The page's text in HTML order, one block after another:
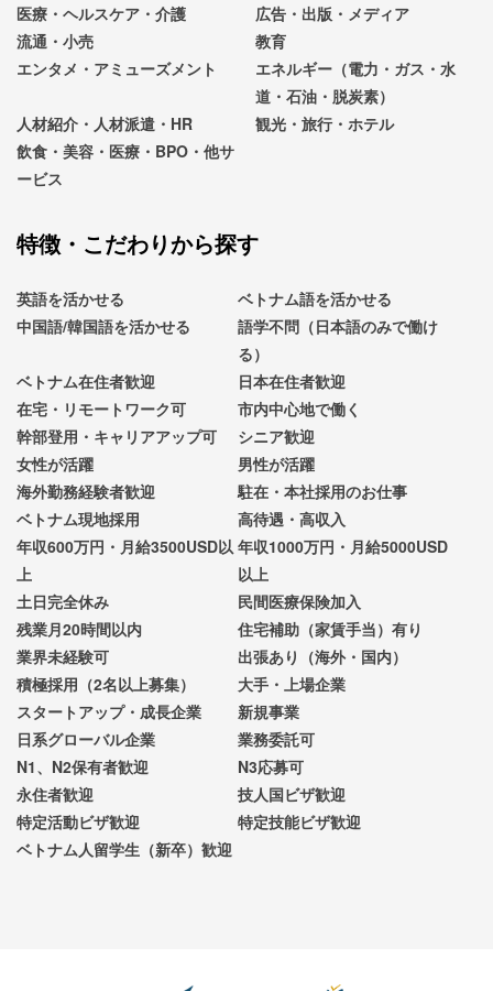
医療・ヘルスケア・介護
広告・出版・メディア
流通・小売
教育
エンタメ・アミューズメント
エネルギー（電力・ガス・水
道・石油・脱炭素）
人材紹介・人材派遣・HR
観光・旅行・ホテル
飲食・美容・医療・BPO・他サ
ービス
特徴・こだわりから探す
英語を活かせる
ベトナム語を活かせる
中国語/韓国語を活かせる
語学不問（日本語のみで働け
る）
ベトナム在住者歓迎
日本在住者歓迎
在宅・リモートワーク可
市内中心地で働く
幹部登用・キャリアアップ可
シニア歓迎
女性が活躍
男性が活躍
海外勤務経験者歓迎
駐在・本社採用のお仕事
ベトナム現地採用
高待遇・高収入
年収600万円・月給3500USD以
上
年収1000万円・月給5000USD
以上
土日完全休み
民間医療保険加入
残業月20時間以内
住宅補助（家賃手当）有り
業界未経験可
出張あり（海外・国内）
積極採用（2名以上募集）
大手・上場企業
スタートアップ・成長企業
新規事業
日系グローバル企業
業務委託可
N1、N2保有者歓迎
N3応募可
永住者歓迎
技人国ビザ歓迎
特定活動ビザ歓迎
特定技能ビザ歓迎
ベトナム人留学生（新卒）歓迎